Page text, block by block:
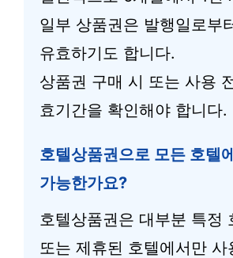
일부 상품권은 발행일로부
유효하기도 합니다.
상품권 구매 시 또는 사용
효기간을 확인해야 합니다.
호텔상품권으로 모든 호텔
가능한가요?
호텔상품권은 대부분 특정
또는 제휴된 호텔에서만 사